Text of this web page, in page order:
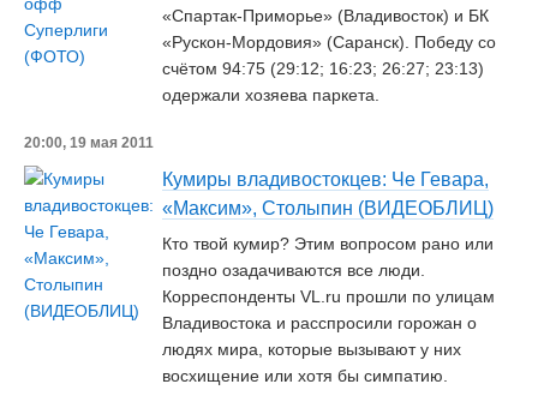
«Спартак-Приморье» (Владивосток) и БК
«Рускон-Мордовия» (Саранск). Победу со
счётом 94:75 (29:12; 16:23; 26:27; 23:13)
одержали хозяева паркета.
20:00, 19 мая 2011
Кумиры владивостокцев: Че Гевара,
«Максим», Столыпин (ВИДЕОБЛИЦ)
Кто твой кумир? Этим вопросом рано или
поздно озадачиваются все люди.
Корреспонденты VL.ru прошли по улицам
Владивостока и расспросили горожан о
людях мира, которые вызывают у них
восхищение или хотя бы симпатию.